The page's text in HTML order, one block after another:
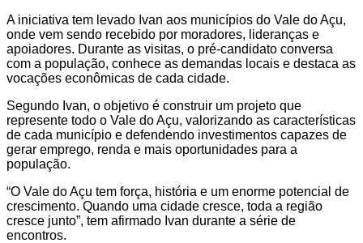
A iniciativa tem levado Ivan aos municípios do Vale do Açu,
onde vem sendo recebido por moradores, lideranças e
apoiadores. Durante as visitas, o pré-candidato conversa
com a população, conhece as demandas locais e destaca as
vocações econômicas de cada cidade.
Segundo Ivan, o objetivo é construir um projeto que
represente todo o Vale do Açu, valorizando as características
de cada município e defendendo investimentos capazes de
gerar emprego, renda e mais oportunidades para a
população.
“O Vale do Açu tem força, história e um enorme potencial de
crescimento. Quando uma cidade cresce, toda a região
cresce junto”, tem afirmado Ivan durante a série de
encontros.